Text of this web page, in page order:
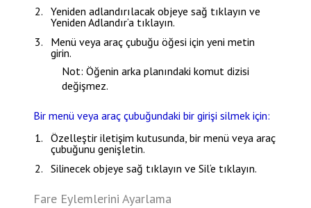
Yeniden adlandırılacak objeye sağ tıklayın ve
Yeniden Adlandır‘a tıklayın.
Menü veya araç çubuğu öğesi için yeni metin
girin.
Not: Öğenin arka planındaki komut dizisi
değişmez.
Bir menü veya araç çubuğundaki bir girişi silmek için:
Özelleştir iletişim kutusunda, bir menü veya araç
çubuğunu genişletin.
Silinecek objeye sağ tıklayın veSil‘e tıklayın.
Fare Eylemlerini Ayarlama